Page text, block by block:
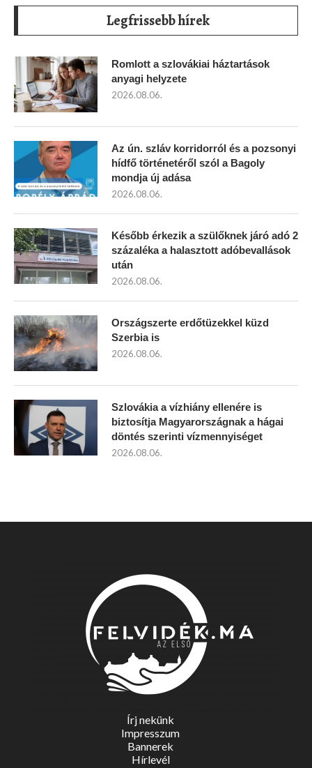
Legfrissebb hírek
Romlott a szlovákiai háztartások
anyagi helyzete
2026.08.06.
Az ún. szláv korridorról és a pozsonyi
hídfő történetéről szól a Bagoly
mondja új adása
2026.08.06.
Később érkezik a szülőknek járó adó 2
százaléka a halasztott adóbevallások
után
2026.08.06.
Országszerte erdőtüzekkel küzd
Szerbia is
2026.08.06.
Szlovákia a vízhiány ellenére is
biztosítja Magyarországnak a hágai
döntés szerinti vízmennyiséget
2026.08.06.
Írj nekünk
Impresszum
Bannerek
Hírlevél